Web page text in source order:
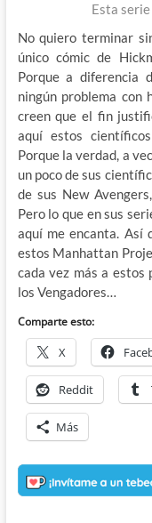
Esta
No quiero terminar
único cómic de
Porque a diferencia
ningún problema con
creen que el fin
aquí estos
Porque la verdad, a
un poco de sus
de sus New
Pero lo que en sus
aquí me encanta. Así
estos Manhattan
cada vez más a
los Vengadores…
Comparte esto:
X
Reddit
Más